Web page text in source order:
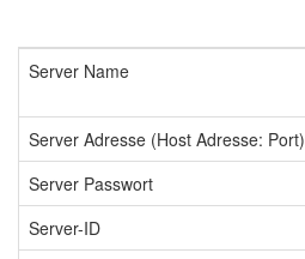
Server Name
Server Adresse (Host Adresse: Port)
Server Passwort
Server-ID